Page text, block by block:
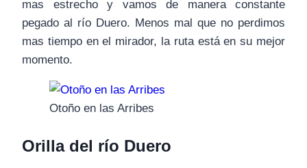
mas estrecho y vamos de manera constante
pegado al río Duero. Menos mal que no perdimos
mas tiempo en el mirador, la ruta está en su mejor
momento.
Otoño en las Arribes
Orilla del río Duero